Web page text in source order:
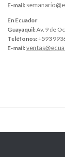
E-mail:
En Ecuador
Guayaquil:Av. 9 de
Teléfonos:+593
E-mail: